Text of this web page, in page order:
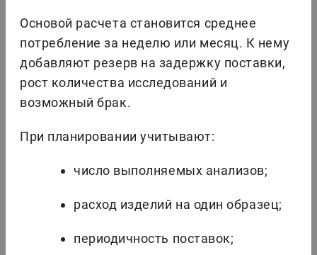
Основой расчета становится среднее
потребление за неделю или месяц. К нему
добавляют резерв на задержку поставки,
рост количества исследований и
возможный брак.
При планировании учитывают:
число выполняемых анализов;
расход изделий на один образец;
периодичность поставок;